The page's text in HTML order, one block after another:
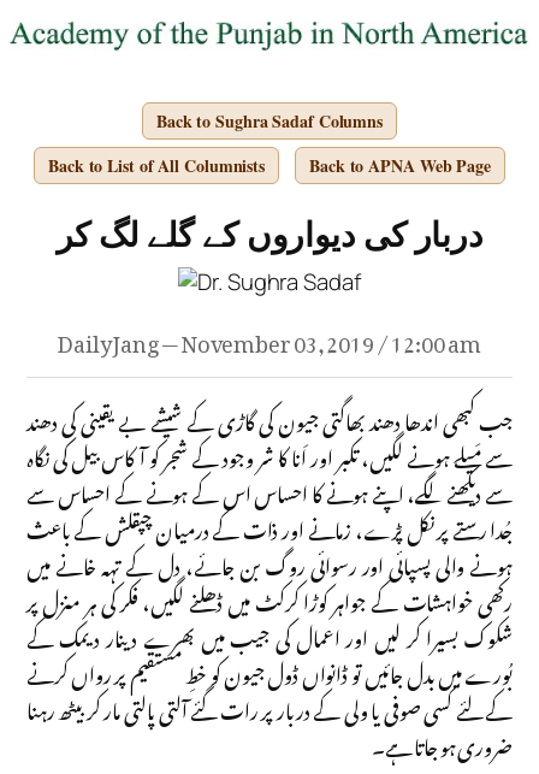
Back to Sughra Sadaf Columns
Back to List of All Columnists
Back to APNA Web Page
دربار کی دیواروں کے گلے لگ کر
Daily Jang — November 03, 2019 / 12:00 am
جب کبھی اندھا دھند بھاگتی جیون کی گاڑی کے شیشے بے یقینی کی دھند
سے مَیلے ہونے لگیں، تکبر اور اَنا کا شر وجود کے شجر کو آکاس بیل کی نگاہ
سے دیکھنے لگے، اپنے ہونے کا احساس اس کے ہونے کے احساس سے
جُدا رستے پر نکل پڑے، زمانے اور ذات کے درمیان چپقلش کے باعث
ہونے والی پسپائی اور رسوائی روگ بن جائے، دل کے تہہ خانے میں
رکھی خواہشات کے جواہر کوڑا کرکٹ میں ڈھلنے لگیں، فکر کی ہر منزل پر
شکوک بسیرا کر لیں اور اعمال کی جیب میں بھرے دینار دیمک کے
بُورے میں بدل جائیں تو ڈانواں ڈول جیون کو خطِ مستقیم پر رواں کرنے
کے لئے کسی صوفی یا ولی کے دربار پر رات گئے آلتی پالتی مار کر بیٹھ رہنا
ضروری ہو جاتا ہے۔